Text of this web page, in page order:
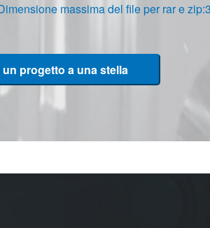
massima del file per rar e
progetto a una stella